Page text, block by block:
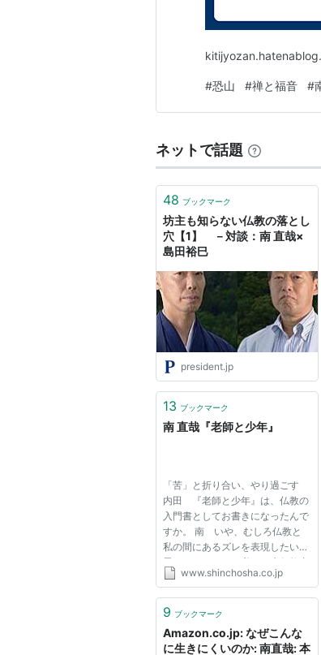
#恐山 #禅と福音 #
ネットで話題
48 ブックマーク
坊主も知らない仏教の落とし
穴【1】 －対談：南 直哉×
島田裕巳
president.jp
13 ブックマーク
南 直哉『老師と少年』
「苦」と折り合い、やり過ごす
内田 『老師と少年』は、仏教の
入門書としてお書きになったんで
すか。 南 いや、むしろ仏教と
私の間にあるズレを表現したいと
思っていました。私は一生仏教者
でいるつもりですが、ブッダや道
は違う。だから細かいズレを感じ
www.shinchosha.co.jp
9 ブックマーク
Amazon.co.jp: なぜこんな
に生きにくいのか: 南直哉: 本